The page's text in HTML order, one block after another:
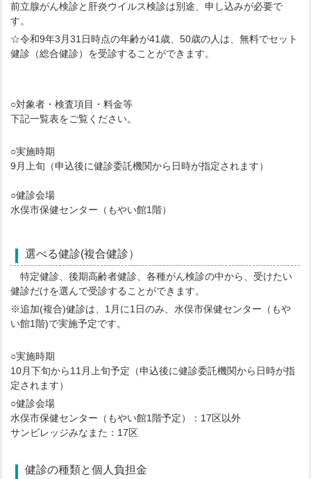
前立腺がん検診と肝炎ウイルス検診は別途、申し込みが必要で
す。
☆令和9年3月31日時点の年齢が41歳、50歳の人は、無料でセット
健診（総合健診）を受診することができます。
○対象者・検査項目・料金等
下記一覧表をご覧ください。
○実施時期
9月上旬（申込後に健診委託機関から日時が指定されます）
○健診会場
水俣市保健センター（もやい館1階）
選べる健診(複合健診）
特定健診、後期高齢者健診、各種がん検診の中から、受けたい
健診だけを選んで受診することができます。
※追加(複合)健診は、1月に1日のみ、水俣市保健センター（もや
い館1階)で実施予定です。
○実施時期
10月下旬から11月上旬予定（申込後に健診委託機関から日時が指
定されます）
○健診会場
水俣市保健センター（もやい館1階予定）：17区以外
サンビレッジみなまた：17区
健診の種類と個人負担金